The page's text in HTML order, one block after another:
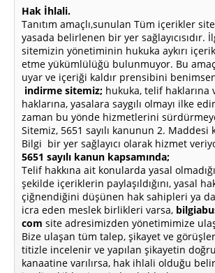
Hak İhlali.
Tanıtım amaçlı,sunulan Tüm içerikler
yasada belirlenen bir yer sağlayıcısıdır.
sitemizin yönetiminin hukuka aykırı
etme yükümlülüğü bulunmuyor. Bu
uyar ve içeriği kaldır prensibini
indirme sitemiz; hukuka, telif haklarına
haklarına, yasalara saygılı olmayı ilke
zaman bu yönde hizmetlerini
Sitemiz, 5651 sayılı kanunun 2. Maddesi
Bilgi bir yer sağlayıcı olarak hizmet
5651 sayılı kanun kapsamında;
Telif hakkına ait konularda yasal
şekilde içeriklerin paylaşıldığını, yasal
çiğnendiğini düşünen hak sahipleri ya da
icra eden meslek birlikleri varsa,
com site adresimizden yönetimimize
Bize ulaşan tüm talep, şikayet ve
titizle incelenir ve yapılan şikayetin
kanaatine varılırsa, hak ihlali olduğu